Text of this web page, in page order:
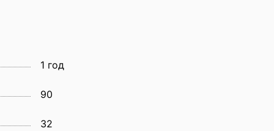
1 год
90
32